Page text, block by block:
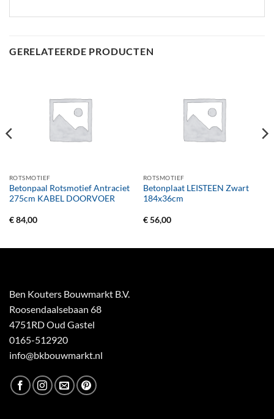
GERELATEERDE PRODUCTEN
ROTSMOTIEF
Betonpaal Rotsmotief Antraciet
275cm KABEL DOORVOER
€84,00
ROTSMOTIEF
Betonplaat LEISTEEN Zwart
184x36cm
€56,00
Ben Kouters Bouwmarkt B.V.
Roosendaalsebaan 68
4751RD Oud Gastel
0165-512920
info@bkbouwmarkt.nl